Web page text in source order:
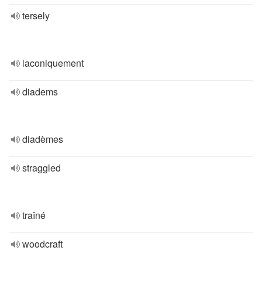
tersely
laconiquement
diadems
diadèmes
straggled
traîné
woodcraft